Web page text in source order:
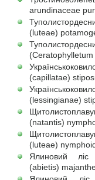
arundinaceae
(luteae)
(capillatae)
(lessingianae)
(natantis)
(luteae)
Ялиновий ліс
(abietis)